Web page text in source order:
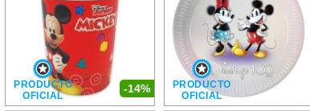
-14%
PRODUCTO
OFICIAL
PRODUCTO
OFICIAL